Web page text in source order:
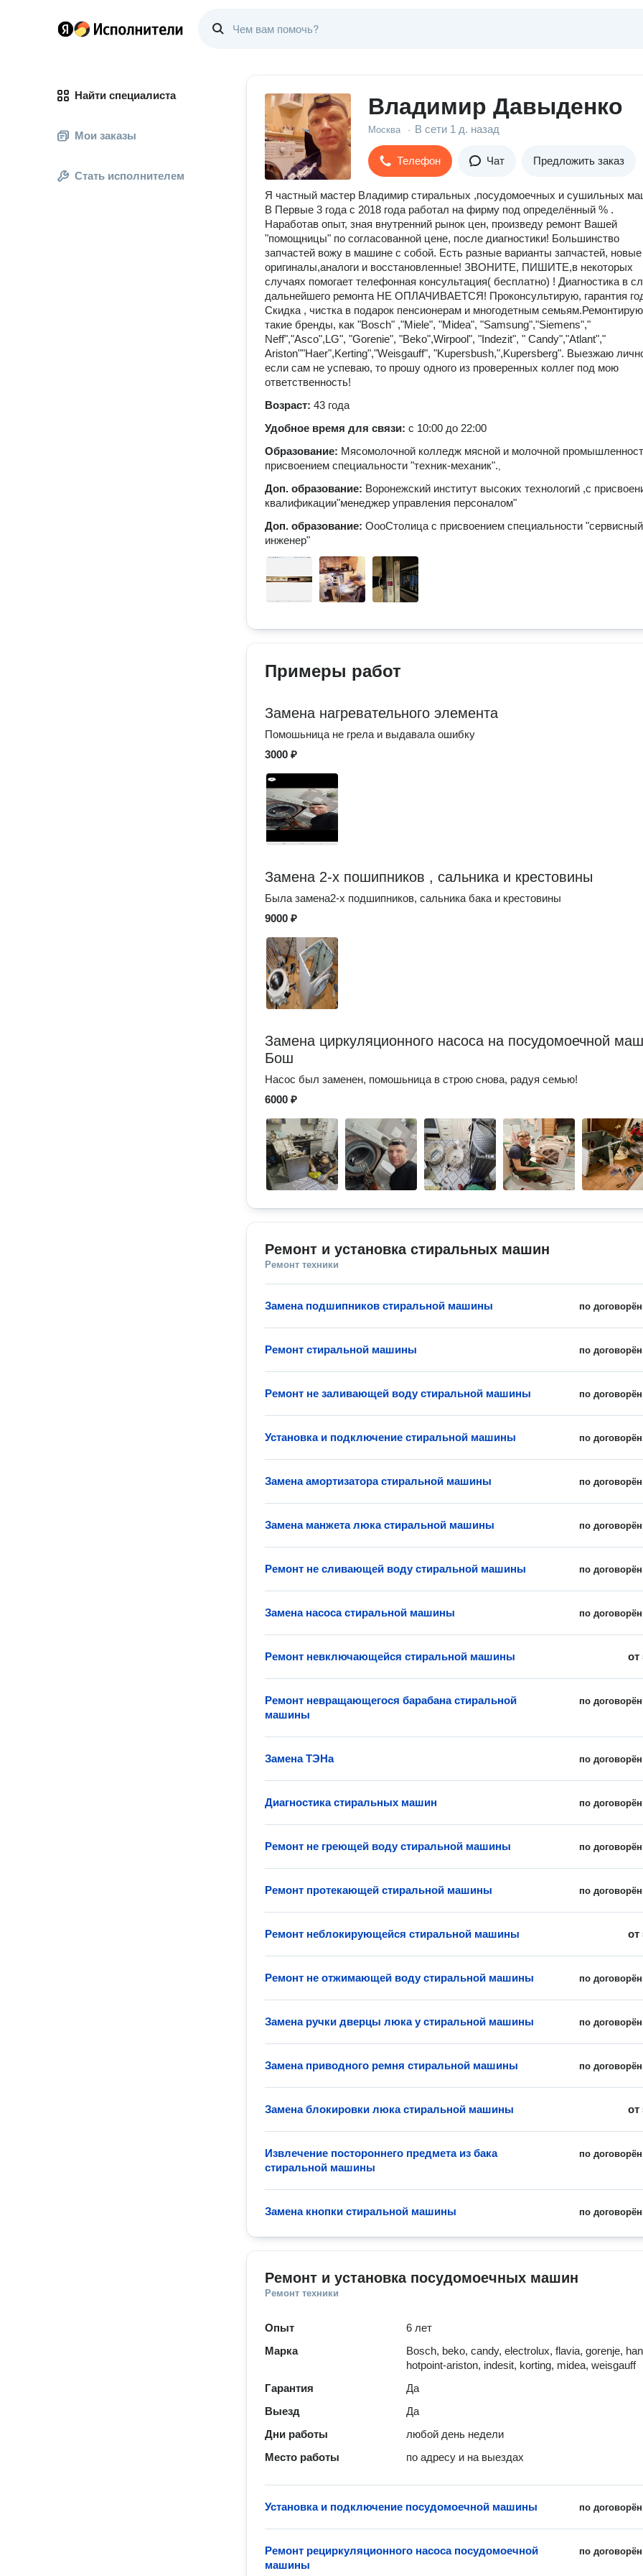
Найти специалиста
Мои заказы
Стать исполнителем
Bладимир Давыденко
Москва · В сети 1 д. назад
Телефон Чат Предложить заказ
Я частный мастер Владимир стиральных ,посудомоечных и сушильных
В Первые 3 года с 2018 года работал на фирму под определённый % .
Наработав опыт, зная внутренний рынок цен, произведу ремонт Вашей
"помощницы" по согласованной цене, после диагностики! Большинство
запчастей вожу в машине с собой. Есть разные варианты запчастей, новые
оригиналы,аналоги и восстановленные! ЗВОНИТЕ, ПИШИТЕ,в некоторых
случаях помогает телефонная консультация( бесплатно) ! Диагностика в
дальнейшего ремонта НЕ ОПЛАЧИВАЕТСЯ! Проконсультирую, гарантия
Скидка , чистка в подарок пенсионерам и многодетным семьям.Ремонтирую
такие бренды, как "Bosch" ,"Miele", "Midea", "Samsung","Siemens","
Neff","Asco",LG", "Gorenie", "Beko",Wirpool", "Indezit", " Candy","Atlant","
Ariston""Haer",Kerting","Weisgauff", "Kupersbush,",Kupersberg". Выезжаю
если сам не успеваю, то прошу одного из проверенных коллег под мою
ответственность!
Возраст: 43 года
Удобное время для связи: с 10:00 до 22:00
Образование: Мясомолочной колледж мясной и молочной
присвоением специальности "техник-механик".,
Доп. образование: Воронежский институт высоких технологий ,с
квалификации"менеджер управления персоналом"
Доп. образование: ОооСтолица с присвоением специальности "сервисный
инженер"
Примеры работ
Замена нагревательного элемента
Помошьница не грела и выдавала ошибку
3000 ₽
Замена 2-х пошипников , сальника и крестовины
Была замена2-х подшипников, сальника бака и крестовины
9000 ₽
Замена циркуляционного насоса на посудомоечной
Бош
Насос был заменен, помошьница в строю снова, радуя семью!
6000 ₽
Ремонт и установка стиральных машин
Ремонт техники
по
Замена подшипников стиральной машины
по
Ремонт стиральной машины
по
Ремонт не заливающей воду стиральной машины
по
Установка и подключение стиральной машины
по
Замена амортизатора стиральной машины
по
Замена манжета люка стиральной машины
по
Ремонт не сливающей воду стиральной машины
по
Замена насоса стиральной машины
от
Ремонт невключающейся стиральной машины
по
Ремонт невращающегося барабана стиральной
машины
по
Замена ТЭНа
по
Диагностика стиральных машин
по
Ремонт не греющей воду стиральной машины
по
Ремонт протекающей стиральной машины
от
Ремонт неблокирующейся стиральной машины
по
Ремонт не отжимающей воду стиральной машины
по
Замена ручки дверцы люка у стиральной машины
по
Замена приводного ремня стиральной машины
от
Замена блокировки люка стиральной машины
по
Извлечение постороннего предмета из бака
стиральной машины
по
Замена кнопки стиральной машины
Ремонт и установка посудомоечных машин
Ремонт техники
Опыт
6 лет
Марка
Bosch, beko, candy, electrolux, flavia, gorenje,
hotpoint-ariston, indesit, korting, midea, weisgauff
Гарантия
Да
Выезд
Да
Дни работы
любой день недели
Место работы
по адресу и на выездах
по
Установка и подключение посудомоечной машины
по
Ремонт рециркуляционного насоса посудомоечной
машины